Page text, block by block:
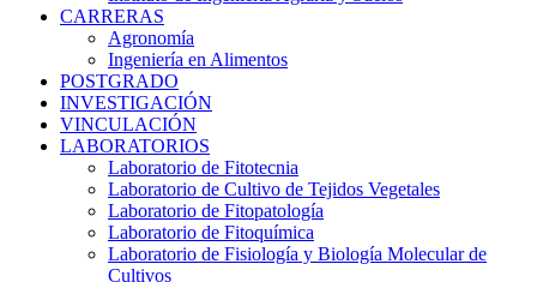
CARRERAS
Agronomía
Ingeniería en Alimentos
POSTGRADO
INVESTIGACIÓN
VINCULACIÓN
LABORATORIOS
Laboratorio de Fitotecnia
Laboratorio de Cultivo de Tejidos Vegetales
Laboratorio de Fitopatología
Laboratorio de Fitoquímica
Laboratorio de Fisiología y Biología Molecular de
Cultivos